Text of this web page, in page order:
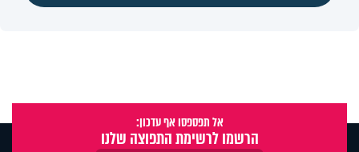
אל תפספסו אף עדכון:
הרשמו לרשימת התפוצה שלנו